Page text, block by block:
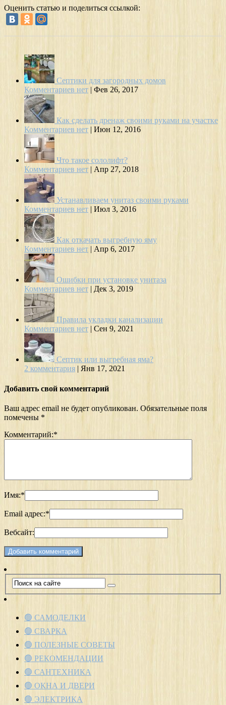
Оценить статью и поделиться ссылкой:
Септики для загородных домов
Комментариев нет
Фев 26, 2017
Как сделать дренаж своими руками на участке
Комментариев нет
Июн 12, 2016
Что такое сололифт?
Комментариев нет
Апр 27, 2018
Устанавливаем унитаз своими руками
Комментариев нет
Июл 3, 2016
Как откачать выгребную яму
Комментариев нет
Апр 6, 2017
Ошибки при установке унитаза
Комментариев нет
Дек 3, 2019
Правила укладки канализации
Комментариев нет
Сен 9, 2021
Септик или выгребная яма?
2 комментария
Янв 17, 2021
Добавить свой комментарий
Ваш адрес email не будет опубликован. Обязательные поля
помечены *
Комментарий:*
Имя:*
Email адрес:*
Вебсайт:
🟢 САМОДЕЛКИ
🟢 СВАРКА
🟢 ПОЛЕЗНЫЕ СОВЕТЫ
🟢 РЕКОМЕНДАЦИИ
🟢 САНТЕХНИКА
🟢 ОКНА И ДВЕРИ
🟢 ЭЛЕКТРИКА